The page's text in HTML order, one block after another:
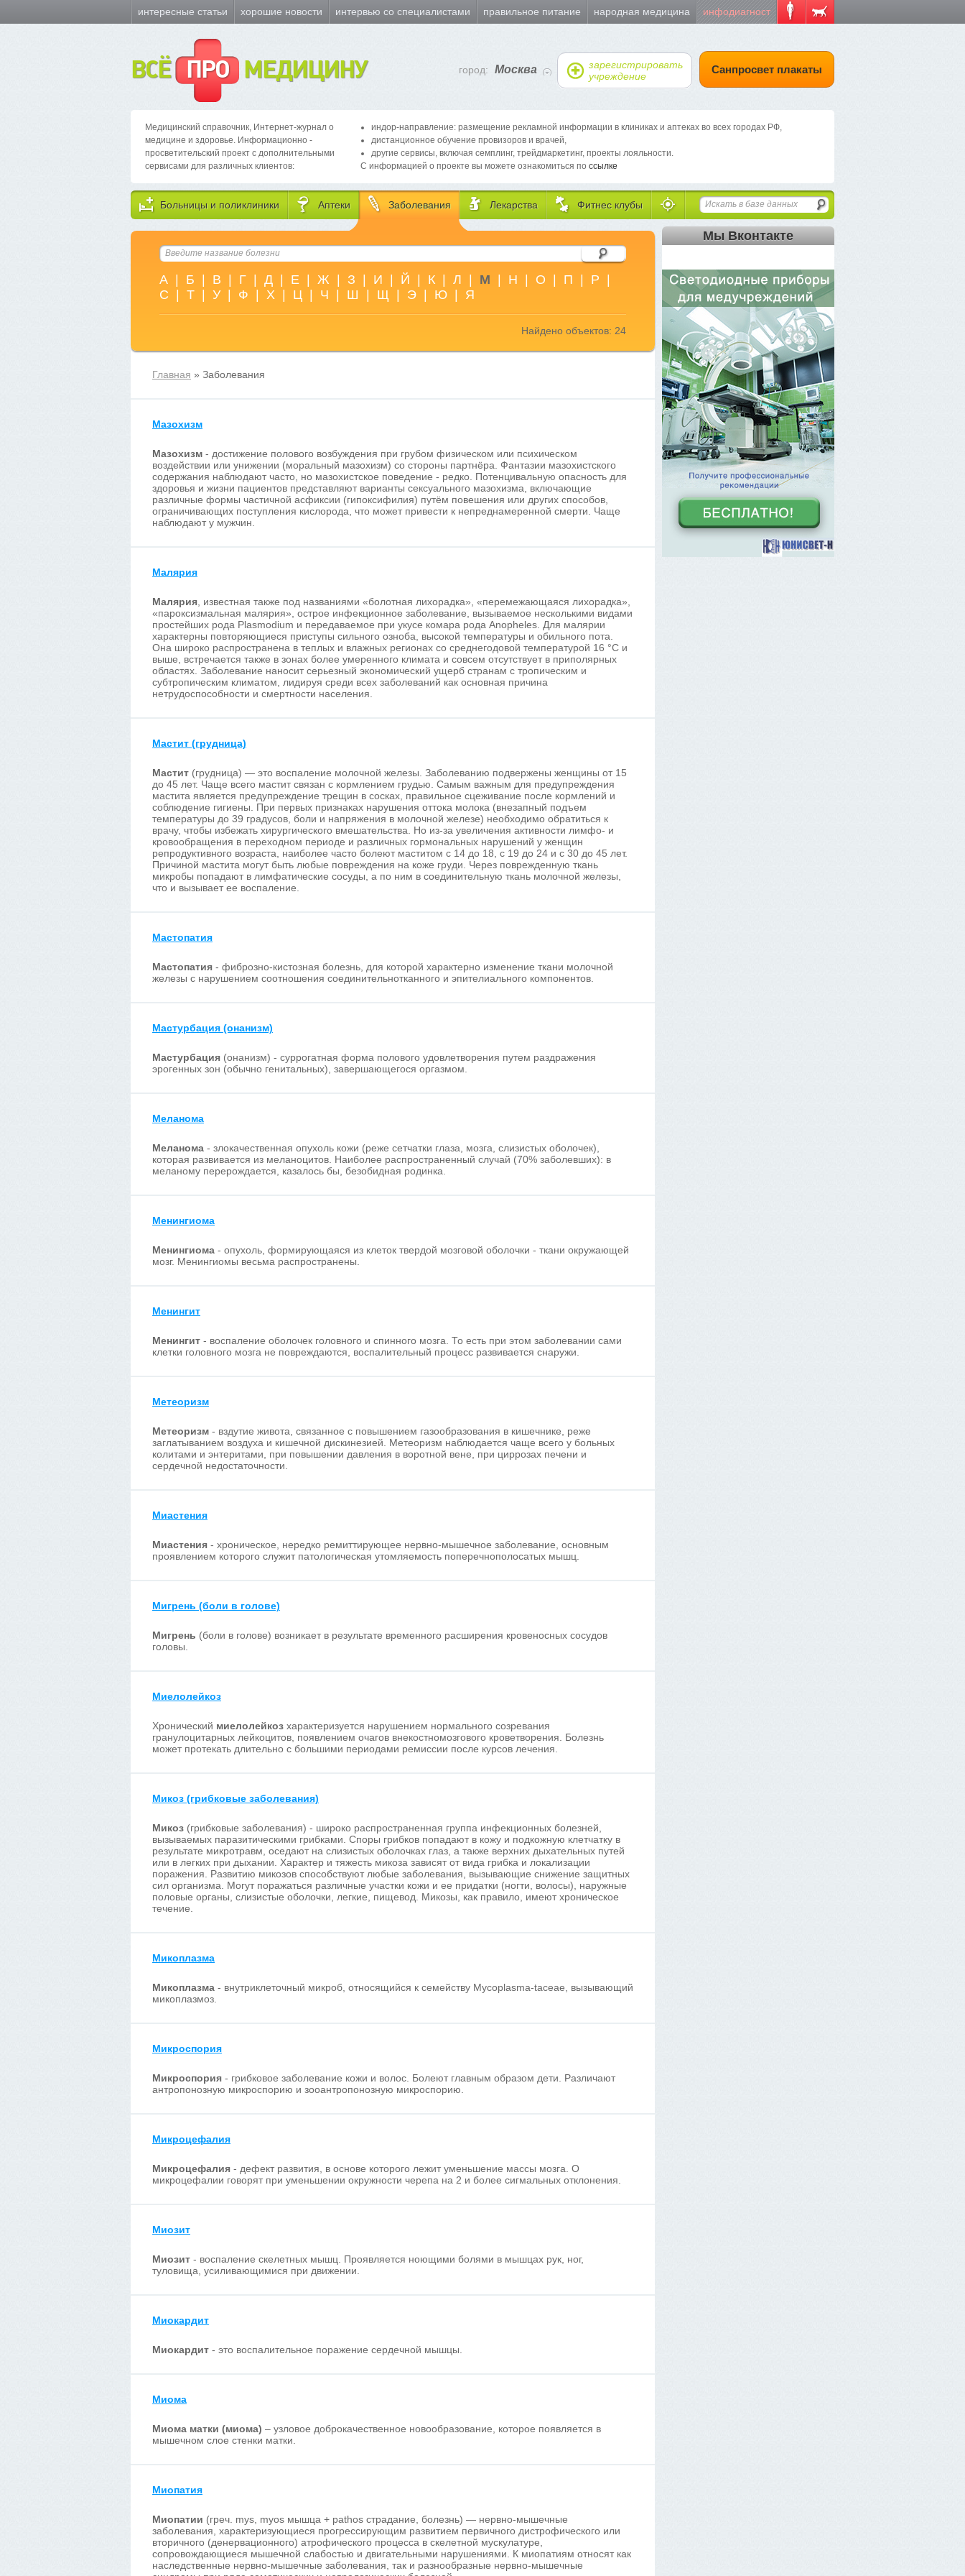
интересные статьи хорошие новости интервью со специалистами правильное питание народная медицина инфодиагност
ВСЁ ПРО МЕДИЦИНУ город: Москва
зарегистрировать
учреждение
Санпросвет плакаты
Медицинский справочник, Интернет-журнал о
медицине и здоровье. Информационно -
просветительский проект с дополнительными
сервисами для различных клиентов:
индор-направление: размещение рекламной информации в клиниках и аптеках во всех городах РФ,
дистанционное обучение провизоров и врачей,
другие сервисы, включая семплинг, трейдмаркетинг, проекты лояльности.
С информацией о проекте вы можете ознакомиться по ссылке
Больницы и поликлиники Аптеки Заболевания Лекарства Фитнес клубы
А Б В Г Д Е Ж З И Й К Л М Н О П Р
С
Т У Ф Х Ц Ч Ш Щ Э Ю Я
Найдено объектов: 24
Главная » Заболевания
Мазохизм
Мазохизм - достижение полового возбуждения при грубом физическом или психическом
воздействии или унижении (моральный мазохизм) со стороны партнёра. Фантазии мазохистского
содержания наблюдают часто, но мазохистское поведение - редко. Потенцивальную опасность для
здоровья и жизни пациентов представляют варианты сексуального мазохизма, включающие
различные формы частичной асфиксии (гипоксифилия) путём повешения или других способов,
ограничивающих поступления кислорода, что может привести к непреднамеренной смерти. Чаще
наблюдают у мужчин.
Малярия
Малярия , известная также под названиями «болотная лихорадка», «перемежающаяся лихорадка»,
«пароксизмальная малярия», острое инфекционное заболевание, вызываемое несколькими видами
простейших рода Plasmodium и передаваемое при укусе комара рода Anopheles. Для малярии
характерны повторяющиеся приступы сильного озноба, высокой температуры и обильного пота.
Она широко распространена в теплых и влажных регионах со среднегодовой температурой 16 °С и
выше, встречается также в зонах более умеренного климата и совсем отсутствует в приполярных
областях. Заболевание наносит серьезный экономический ущерб странам с тропическим и
субтропическим климатом, лидируя среди всех заболеваний как основная причина
нетрудоспособности и смертности населения.
Мастит (грудница)
Мастит (грудница) — это воспаление молочной железы. Заболеванию подвержены женщины от 15
до 45 лет. Чаще всего мастит связан с кормлением грудью. Самым важным для предупреждения
мастита является предупреждение трещин в сосках, правильное сцеживание после кормлений и
соблюдение гигиены. При первых признаках нарушения оттока молока (внезапный подъем
температуры до 39 градусов, боли и напряжения в молочной железе) необходимо обратиться к
врачу, чтобы избежать хирургического вмешательства. Но из-за увеличения активности лимфо- и
кровообращения в переходном периоде и различных гормональных нарушений у женщин
репродуктивного возраста, наиболее часто болеют маститом с 14 до 18, с 19 до 24 и с 30 до 45 лет.
Причиной мастита могут быть любые повреждения на коже груди. Через поврежденную ткань
микробы попадают в лимфатические сосуды, а по ним в соединительную ткань молочной железы,
что и вызывает ее воспаление.
Мастопатия
Мастопатия - фиброзно-кистозная болезнь, для которой характерно изменение ткани молочной
железы с нарушением соотношения соединительнотканного и эпителиального компонентов.
Мастурбация (онанизм)
Мастурбация (онанизм) - суррогатная форма полового удовлетворения путем раздражения
эрогенных зон (обычно генитальных), завершающегося оргазмом.
Меланома
Меланома - злокачественная опухоль кожи (реже сетчатки глаза, мозга, слизистых оболочек),
которая развивается из меланоцитов. Наиболее распространенный случай (70% заболевших): в
меланому перерождается, казалось бы, безобидная родинка.
Менингиома
Менингиома - опухоль, формирующаяся из клеток твердой мозговой оболочки - ткани окружающей
мозг. Менингиомы весьма распространены.
Менингит
Менингит - воспаление оболочек головного и спинного мозга. То есть при этом заболевании сами
клетки головного мозга не повреждаются, воспалительный процесс развивается снаружи.
Метеоризм
Метеоризм - вздутие живота, связанное с повышением газообразования в кишечнике, реже
заглатыванием воздуха и кишечной дискинезией. Метеоризм наблюдается чаще всего у больных
колитами и энтеритами, при повышении давления в воротной вене, при циррозах печени и
сердечной недостаточности.
Миастения
Миастения - хроническое, нередко ремиттирующее нервно-мышечное заболевание, основным
проявлением которого служит патологическая утомляемость поперечнополосатых мышц.
Мигрень (боли в голове)
Мигрень (боли в голове) возникает в результате временного расширения кровеносных сосудов
головы.
Миелолейкоз
Хронический миелолейкоз характеризуется нарушением нормального созревания
гранулоцитарных лейкоцитов, появлением очагов внекостномозгового кроветворения. Болезнь
может протекать длительно с большими периодами ремиссии после курсов лечения.
Микоз (грибковые заболевания)
Микоз (грибковые заболевания) - широко распространенная группа инфекционных болезней,
вызываемых паразитическими грибками. Споры грибков попадают в кожу и подкожную клетчатку в
результате микротравм, оседают на слизистых оболочках глаз, а также верхних дыхательных путей
или в легких при дыхании. Характер и тяжесть микоза зависят от вида грибка и локализации
поражения. Развитию микозов способствуют любые заболевания, вызывающие снижение защитных
сил организма. Могут поражаться различные участки кожи и ее придатки (ногти, волосы), наружные
половые органы, слизистые оболочки, легкие, пищевод. Микозы, как правило, имеют хроническое
течение.
Микоплазма
Микоплазма - внутриклеточный микроб, относящийся к семейству Mycoplasma-taceae, вызывающий
микоплазмоз.
Микроспория
Микроспория - грибковое заболевание кожи и волос. Болеют главным образом дети. Различают
антропонозную микроспорию и зооантропонозную микроспорию.
Микроцефалия
Микроцефалия - дефект развития, в основе которого лежит уменьшение массы мозга. О
микроцефалии говорят при уменьшении окружности черепа на 2 и более сигмальных отклонения.
Миозит
Миозит - воспаление скелетных мышц. Проявляется ноющими болями в мышцах рук, ног,
туловища, усиливающимися при движении.
Миокардит
Миокардит - это воспалительное поражение сердечной мышцы.
Миома
Миома матки (миома) – узловое доброкачественное новообразование, которое появляется в
мышечном слое стенки матки.
Миопатия
Миопатии (греч. mys, myos мышца + pathos страдание, болезнь) — нервно-мышечные
заболевания, характеризующиеся прогрессирующим развитием первичного дистрофического или
вторичного (денервационного) атрофического процесса в скелетной мускулатуре,
сопровождающиеся мышечной слабостью и двигательными нарушениями. К миопатиям относят как
наследственные нервно-мышечные заболевания, так и разнообразные нервно-мышечные
Мы Вконтакте